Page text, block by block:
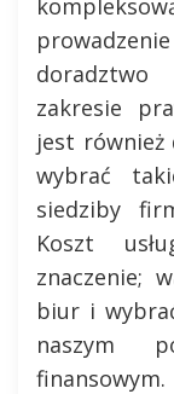
zakresie
jest
wybrać
siedziby
Koszt
znaczenie;
biur i
naszym